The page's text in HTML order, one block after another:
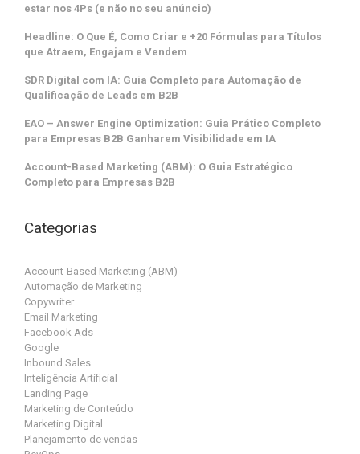
estar nos 4Ps (e não no seu anúncio)
Headline: O Que É, Como Criar e +20 Fórmulas para Títulos
que Atraem, Engajam e Vendem
SDR Digital com IA: Guia Completo para Automação de
Qualificação de Leads em B2B
EAO – Answer Engine Optimization: Guia Prático Completo
para Empresas B2B Ganharem Visibilidade em IA
Account-Based Marketing (ABM): O Guia Estratégico
Completo para Empresas B2B
Categorias
Account-Based Marketing (ABM)
Automação de Marketing
Copywriter
Email Marketing
Facebook Ads
Google
Inbound Sales
Inteligência Artificial
Landing Page
Marketing de Conteúdo
Marketing Digital
Planejamento de vendas